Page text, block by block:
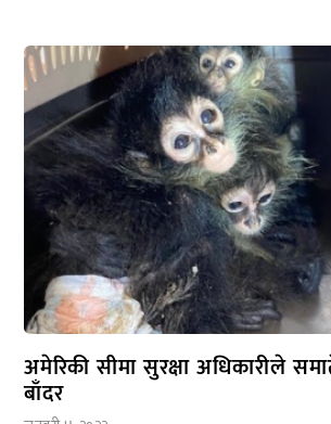
अमेरिकी सीमा सुरक्षा अधिकारीले
बाँदर